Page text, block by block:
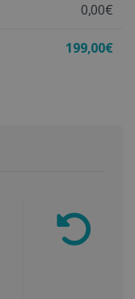
0,00€
199,00€